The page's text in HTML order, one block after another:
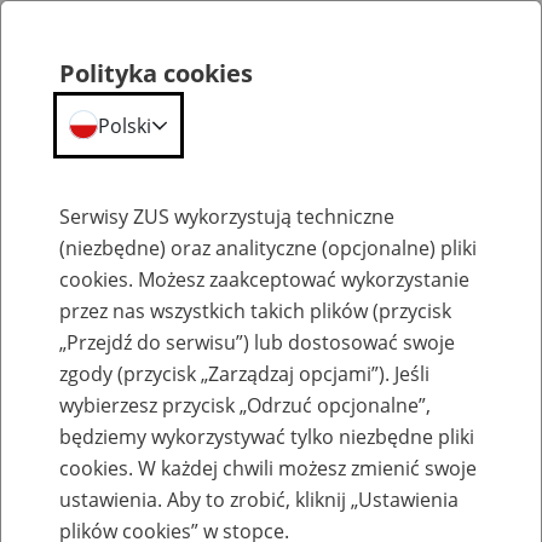
Emerytury
Baza zlikwidowanych lub
przekształconych zakładów pracy
Polityka cookies
Polski
Serwisy ZUS wykorzystują techniczne
(niezbędne) oraz analityczne (opcjonalne) pliki
cookies. Możesz zaakceptować wykorzystanie
przez nas wszystkich takich plików (przycisk
„Przejdź do serwisu”) lub dostosować swoje
zgody (przycisk „Zarządzaj opcjami”). Jeśli
wybierzesz przycisk „Odrzuć opcjonalne”,
będziemy wykorzystywać tylko niezbędne pliki
cookies. W każdej chwili możesz zmienić swoje
ustawienia. Aby to zrobić, kliknij „Ustawienia
plików cookies” w stopce.